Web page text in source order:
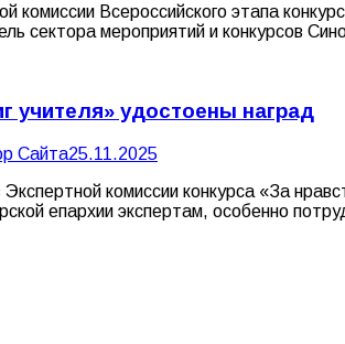
комиссии Всероссийского этапа
сектора мероприятий и конкурсов
учителя» удостоены наград
Сайта25.11.2025
комиссии конкурса «За
епархии экспертам, особенно